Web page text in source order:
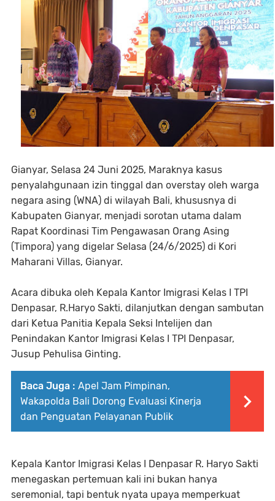
Gianyar, Selasa 24 Juni 2025, Maraknya kasus
penyalahgunaan izin tinggal dan overstay oleh warga
negara asing (WNA) di wilayah Bali, khususnya di
Kabupaten Gianyar, menjadi sorotan utama dalam
Rapat Koordinasi Tim Pengawasan Orang Asing
(Timpora) yang digelar Selasa (24/6/2025) di Kori
Maharani Villas, Gianyar.
Acara dibuka oleh Kepala Kantor Imigrasi Kelas I TPI
Denpasar, R.Haryo Sakti, dilanjutkan dengan sambutan
dari Ketua Panitia Kepala Seksi Intelijen dan
Penindakan Kantor Imigrasi Kelas I TPI Denpasar,
Jusup Pehulisa Ginting.
Baca Juga : Apel Jam Pimpinan,
Wakapolda Bali Dorong Evaluasi Kinerja
dan Penguatan Pelayanan Publik
Kepala Kantor Imigrasi Kelas I Denpasar R. Haryo Sakti
menegaskan pertemuan kali ini bukan hanya
seremonial, tapi bentuk nyata upaya memperkuat